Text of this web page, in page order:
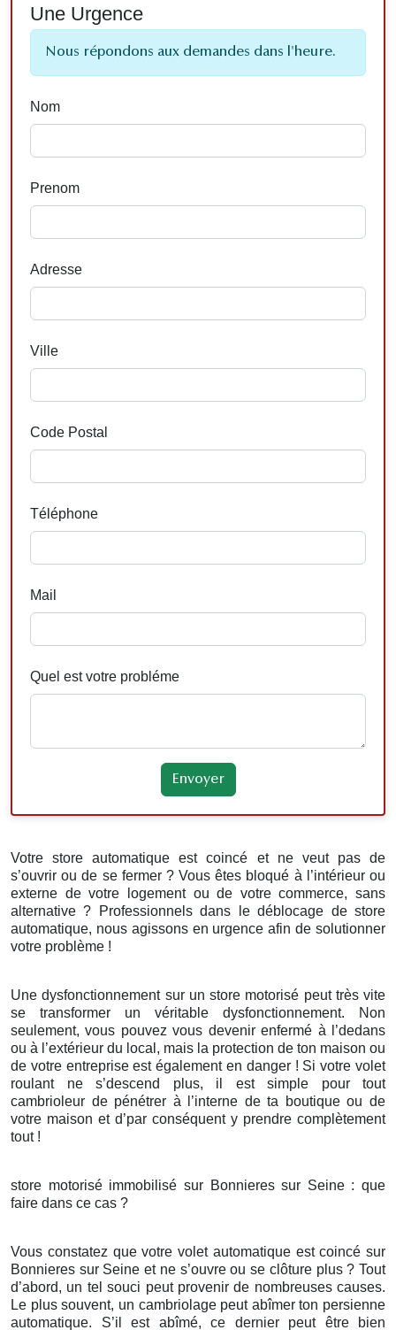
Une Urgence
Nous répondons aux demandes dans l'heure.
Nom
Prenom
Adresse
Ville
Code Postal
Téléphone
Mail
Quel est votre probléme
Votre store automatique est coincé et ne veut pas de
s’ouvrir ou de se fermer ? Vous êtes bloqué à l’intérieur ou
externe de votre logement ou de votre commerce, sans
alternative ? Professionnels dans le déblocage de store
automatique, nous agissons en urgence afin de solutionner
votre problème !
Une dysfonctionnement sur un store motorisé peut très vite
se transformer un véritable dysfonctionnement. Non
seulement, vous pouvez vous devenir enfermé à l’dedans
ou à l’extérieur du local, mais la protection de ton maison ou
de votre entreprise est également en danger ! Si votre volet
roulant ne s’descend plus, il est simple pour tout
cambrioleur de pénétrer à l’interne de ta boutique ou de
votre maison et d’par conséquent y prendre complètement
tout !
store motorisé immobilisé sur Bonnieres sur Seine : que
faire dans ce cas ?
Vous constatez que votre volet automatique est coincé sur
Bonnieres sur Seine et ne s’ouvre ou se clôture plus ? Tout
d’abord, un tel souci peut provenir de nombreuses causes.
Le plus souvent, un cambriolage peut abîmer ton persienne
automatique. S’il est abîmé, ce dernier peut être bien